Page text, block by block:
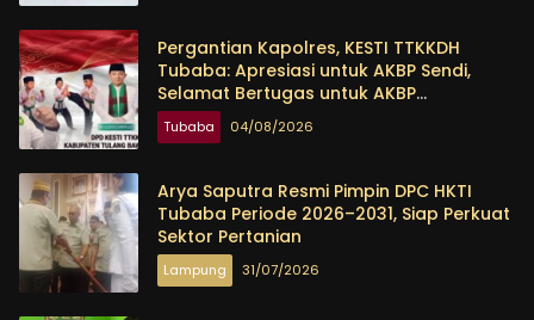
Pergantian Kapolres, KESTI TTKKDH
Tubaba: Apresiasi untuk AKBP Sendi,
Selamat Bertugas untuk AKBP
Himmawan
Tubaba 04/08/2026
Arya Saputra Resmi Pimpin DPC HKTI
Tubaba Periode 2026–2031, Siap Perkuat
Sektor Pertanian
Lampung 31/07/2026